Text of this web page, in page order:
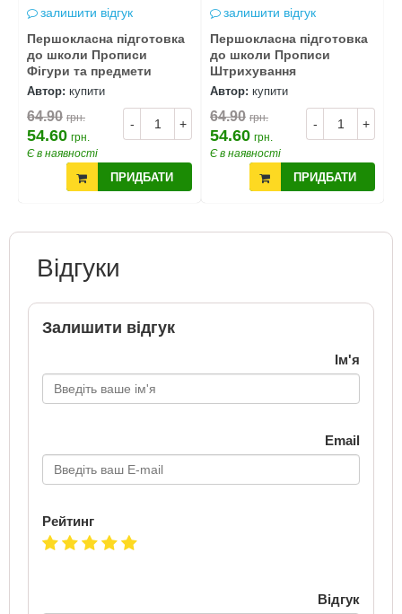
залишити відгук
Першокласна підготовка
до школи Прописи
Фігури та предмети
Автор: купити
- +
64.90 грн.
54.60 грн.
Є в наявності
ПРИДБАТИ
залишити відгук
Першокласна підготовка
до школи Прописи
Штрихування
Автор: купити
- +
64.90 грн.
54.60 грн.
Є в наявності
ПРИДБАТИ
Відгуки
Залишити відгук
Ім'я
Email
Рейтинг
Відгук